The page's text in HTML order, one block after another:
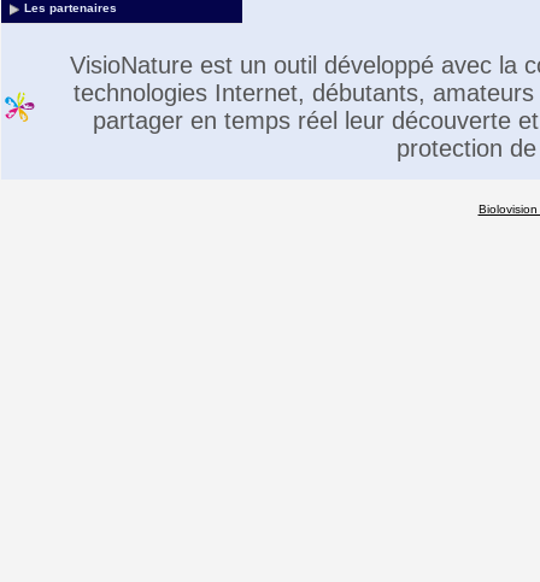
Les partenaires
VisioNature est un outil développé avec la
technologies Internet, débutants,
partager en temps réel leur découverte
protection
Biolovision